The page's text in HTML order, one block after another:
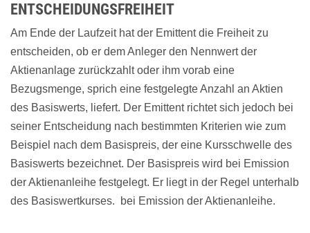
ENTSCHEIDUNGSFREIHEIT
Am Ende der Laufzeit hat der Emittent die Freiheit zu
entscheiden, ob er dem Anleger den Nennwert der
Aktienanlage zurückzahlt oder ihm vorab eine
Bezugsmenge, sprich eine festgelegte Anzahl an Aktien
des Basiswerts, liefert. Der Emittent richtet sich jedoch bei
seiner Entscheidung nach bestimmten Kriterien wie zum
Beispiel nach dem Basispreis, der eine Kursschwelle des
Basiswerts bezeichnet. Der Basispreis wird bei Emission
der Aktienanleihe festgelegt. Er liegt in der Regel unterhalb
des Basiswertkurses. bei Emission der Aktienanleihe.